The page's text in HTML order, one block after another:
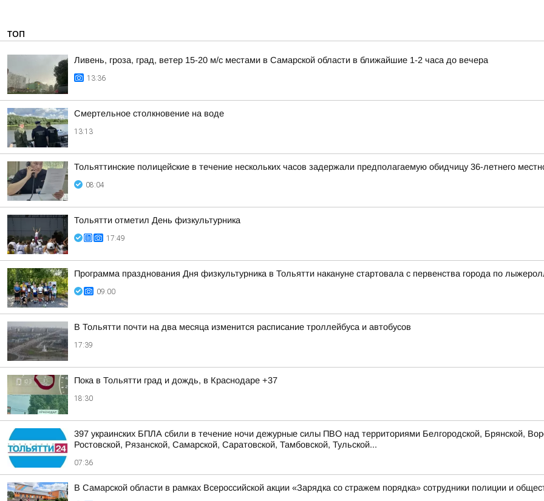
ТОП
Ливень, гроза, град, ветер 15-20 м/с местами в Самарской области в ближайшие 1-2 часа до вечера
13:36
Смертельное столкновение на воде
13:13
Тольяттинские полицейские в течение нескольких часов задержали предполагаемую обидчицу 36-летнего
08:04
Тольятти отметил День физкультурника
17:49
Программа празднования Дня физкультурника в Тольятти накануне стартовала с первенства города по
09:00
В Тольятти почти на два месяца изменится расписание троллейбуса и автобусов
17:39
Пока в Тольятти град и дождь, в Краснодаре +37
18:30
397 украинских БПЛА сбили в течение ночи дежурные силы ПВО над территориями Белгородской, Брянской,
Ростовской, Рязанской, Самарской, Саратовской, Тамбовской, Тульской...
07:36
В Самарской области в рамках Всероссийской акции «Зарядка со стражем порядка» сотрудники полиции и